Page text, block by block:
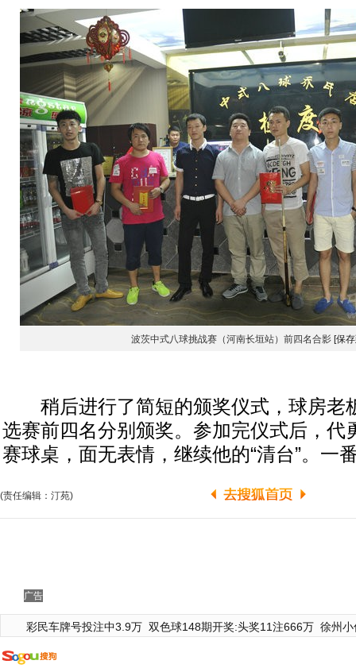
波茨中式八球挑战赛（河南长垣站）前四名合影 [保
稍后进行了简短的颁奖仪式，球房老
选赛前四名分别颁奖。参加完仪式后，代
赛球桌，面无表情，继续他的“清台”。一
(责任编辑：汀苑)
广告
彩民车牌号投注中3.9万 双色球148期开奖:头奖11注666万 徐州